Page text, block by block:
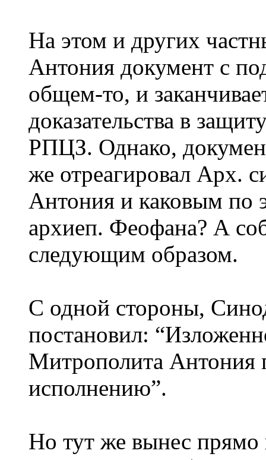
На этом и других
Антония документ с
общем-то, и
доказательства в
РПЦЗ. Однако,
же отреагировал Арх.
Антония и каковым по
архиеп. Феофана? А
следующим образом.
С одной стороны,
постановил:
Митрополита Антония
исполнению”.
Но тут же вынес